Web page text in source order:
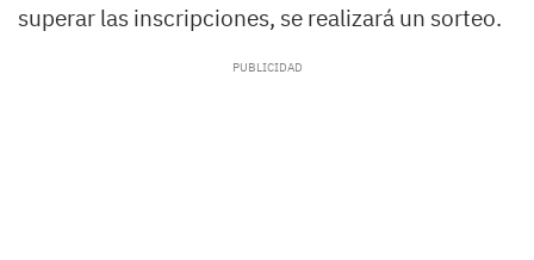
superar las inscripciones, se realizará un sorteo.​